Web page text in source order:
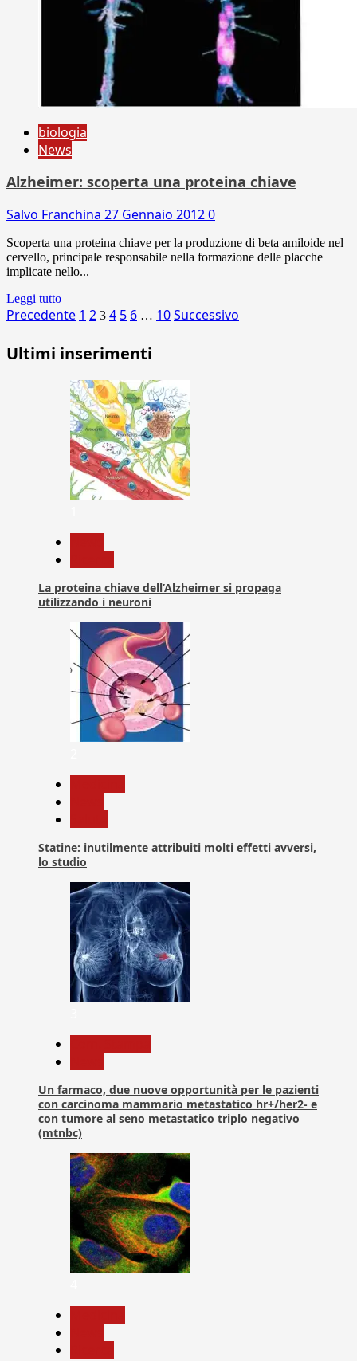
biologia
News
Alzheimer: scoperta una proteina chiave
Salvo Franchina 27 Gennaio 20120
Scoperta una proteina chiave per la produzione di beta amiloide nel
cervello, principale responsabile nella formazione delle placche
implicate nello...
Leggi tutto
Paginazione
degli
articoli
Precedente 1 2 3 4 5 6 … 10Successivo
Ultimi inserimenti
La proteina chiave dell’Alzheimer si propaga
utilizzando i neuroni
Statine: inutilmente attribuiti molti effetti avversi,
lo studio
Un farmaco, due nuove opportunità per le pazienti
con carcinoma mammario metastatico hr+/her2- e
con tumore al seno metastatico triplo negativo
(mtnbc)